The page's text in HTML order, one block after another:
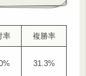
率 複勝率
31.3%